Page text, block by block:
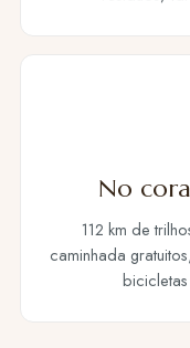
No
112 km de
caminhada